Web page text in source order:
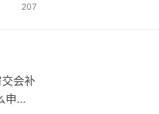
207
交会补
申